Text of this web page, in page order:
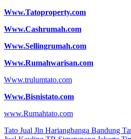
Www.Tatoproperty.com
Www.Cashrumah.com
Www.Sellingrumah.com
Www.Rumahwarisan.com
Www.trulumtato.com
Www.Bisnistato.com
www.Rumahtato.com
Post
Tato Jual Jln Hariangbanga Bandung